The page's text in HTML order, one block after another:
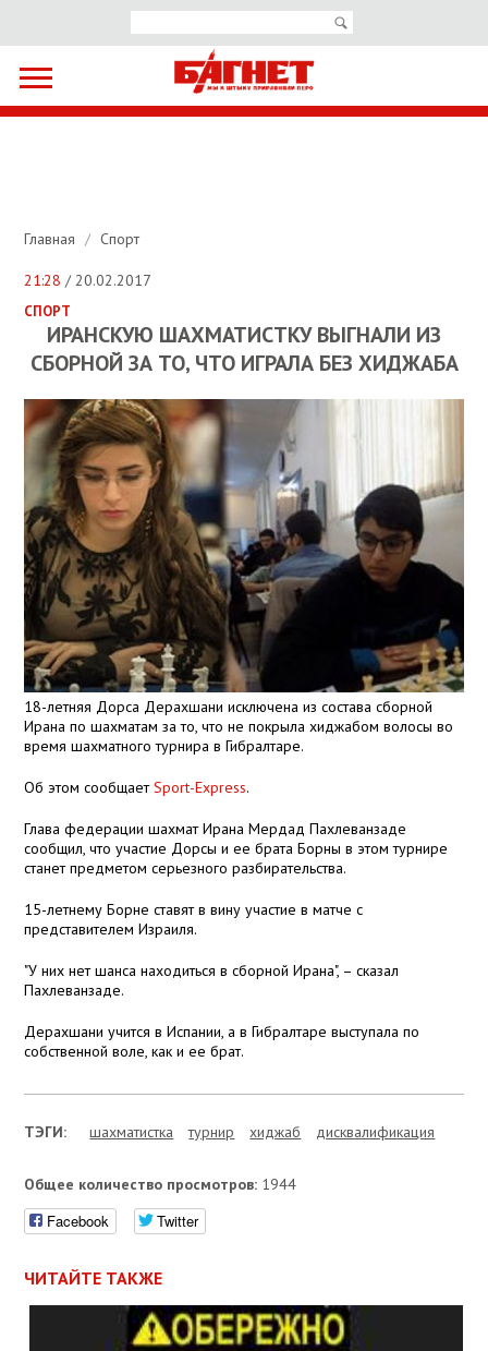
Главная / Спорт
21:28 / 20.02.2017
СПОРТ
ИРАНСКУЮ ШАХМАТИСТКУ ВЫГНАЛИ ИЗ
СБОРНОЙ ЗА ТО, ЧТО ИГРАЛА БЕЗ ХИДЖАБА
18-летняя Дорса Дерахшани исключена из состава сборной
Ирана по шахматам за то, что не покрыла хиджабом волосы во
время шахматного турнира в Гибралтаре.
Об этом сообщаетSport-Express.
Глава федерации шахмат Ирана Мердад Пахлеванзаде
сообщил, что участие Дорсы и ее брата Борны в этом турнире
станет предметом серьезного разбирательства.
15-летнему Борне ставят в вину участие в матче с
представителем Израиля.
"У них нет шанса находиться в сборной Ирана", – сказал
Пахлеванзаде.
Дерахшани учится в Испании, а в Гибралтаре выступала по
собственной воле, как и ее брат.
ТЭГИ: шахматистка турнир хиджаб дисквалификация
Общее количество просмотров: 1944
Facebook Twitter
ЧИТАЙТЕ ТАКЖЕ